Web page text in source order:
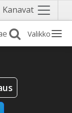
Kanavat Näytä
valikko
Valikko